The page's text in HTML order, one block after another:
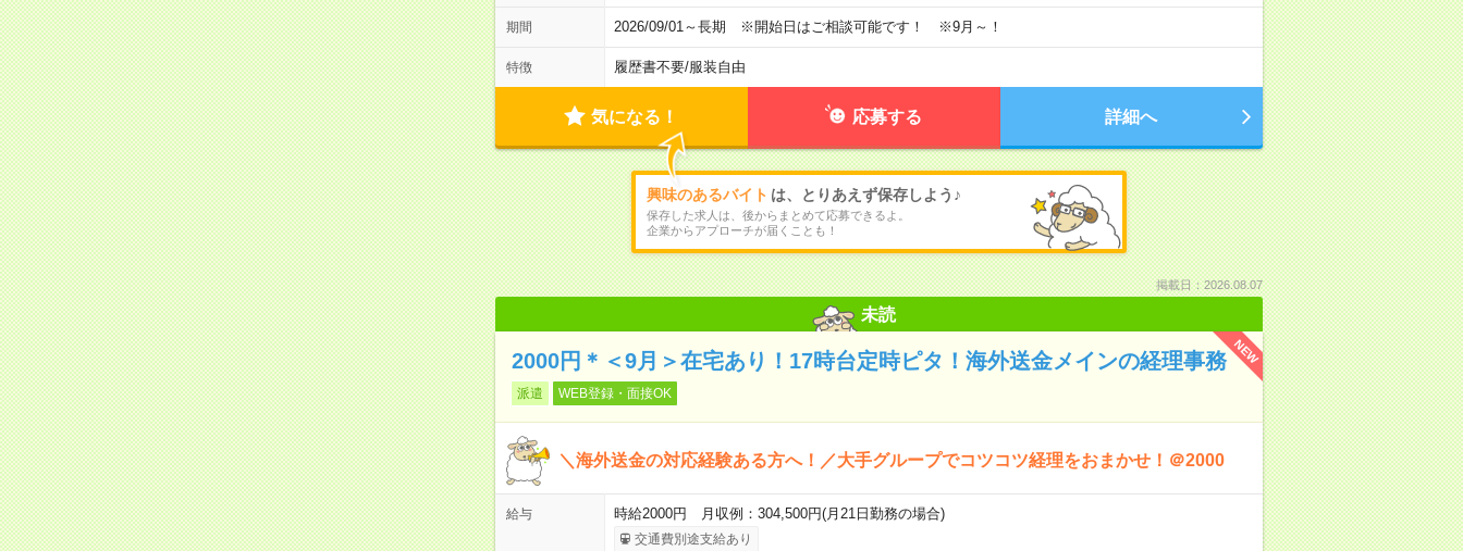
期間 2026/09/01～長期 ※開始日はご相談可能です！ ※9月～！
特徴 履歴書不要/服装自由
気になる！ 応募する 詳細へ
興味のあるバイト は、とりあえず保存しよう♪
保存した求人は、後からまとめて応募できるよ。
企業からアプローチが届くことも！
掲載日：2026.08.07
未読
NEW
2000円＊＜9月＞在宅あり！17時台定時ピタ！海外送金メインの経理事務
派遣 WEB登録・面接OK
＼海外送金の対応経験ある方へ！／大手グループでコツコツ経理をおまかせ！＠2000
給与 時給2000円 月収例：304,500円(月21日勤務の場合)
交通費別途支給あり